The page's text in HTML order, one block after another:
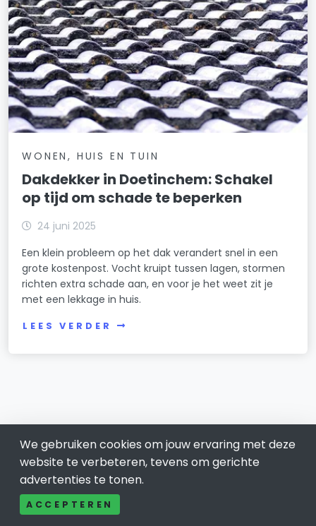
WONEN, HUIS EN TUIN
Dakdekker in Doetinchem: Schakel
op tijd om schade te beperken
24 juni 2025
Een klein probleem op het dak verandert snel in een
grote kostenpost. Vocht kruipt tussen lagen, stormen
richten extra schade aan, en voor je het weet zit je
met een lekkage in huis.
LEES VERDER
Doetinchem 0314
We gebruiken cookies om jouw ervaring met deze
website te verbeteren, tevens om gerichte
advertenties te tonen.
ACCEPTEREN